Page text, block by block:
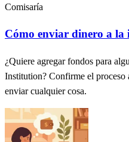
Comisaría
Cómo enviar dinero a la
¿Quiere agregar fondos para
Institution? Confirme el proceso
enviar cualquier cosa.